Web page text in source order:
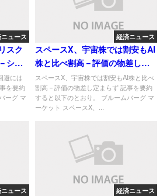
ュース
スク
シム
避には
を要約
ーグ マ
経済ニュース
スペースX、宇宙株では割安もAI
株と比べ割高－評価の物差し定
まらず
スペースX、宇宙株では割安もAI株と比べ
割高－評価の物差し定まらず 記事を要約
すると以下のとおり。 ブルームバーグ マ
ーケット スペースX、...
ュース 経済ニュース